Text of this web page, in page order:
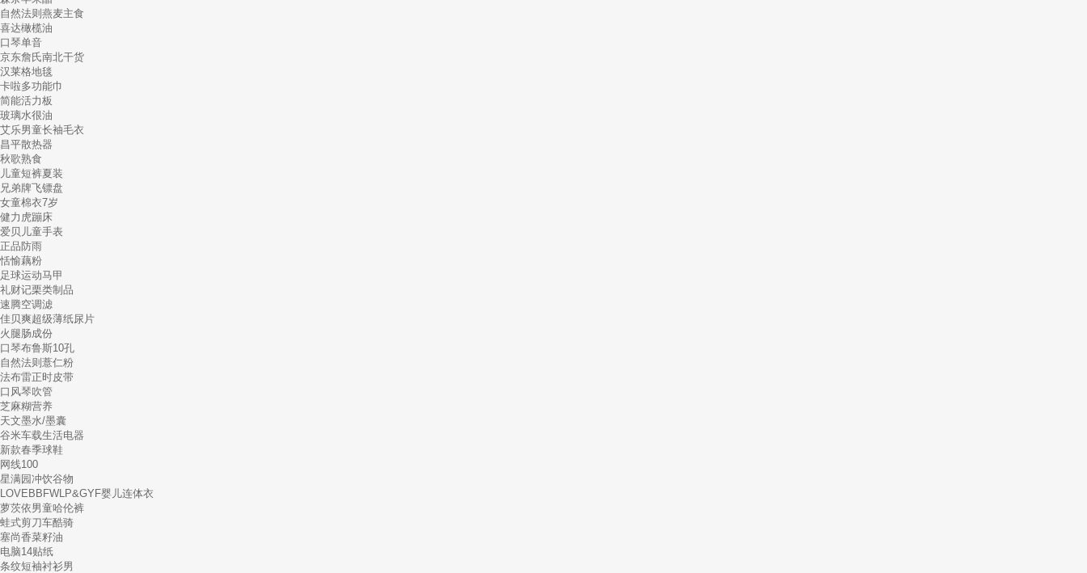
自然法则燕麦主食
喜达橄榄油
口琴单音
京东詹氏南北干货
汉莱格地毯
卡啦多功能巾
简能活力板
玻璃水很油
艾乐男童长袖毛衣
昌平散热器
秋歌熟食
儿童短裤夏装
兄弟牌飞镖盘
女童棉衣7岁
健力虎蹦床
爱贝儿童手表
正品防雨
恬愉藕粉
足球运动马甲
礼财记栗类制品
速腾空调滤
佳贝爽超级薄纸尿片
火腿肠成份
口琴布鲁斯10孔
自然法则薏仁粉
法布雷正时皮带
口风琴吹管
芝麻糊营养
天文墨水/墨囊
谷米车载生活电器
新款春季球鞋
网线100
星满园冲饮谷物
LOVEBBFWLP&GYF婴儿连体衣
萝茨依男童哈伦裤
蛙式剪刀车酷骑
塞尚香菜籽油
电脑14贴纸
条纹短袖衬衫男